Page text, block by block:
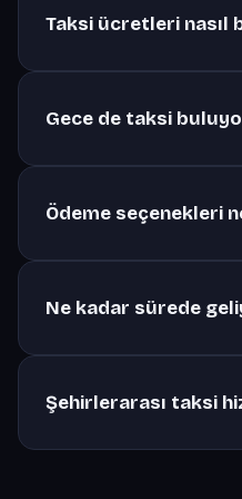
Taksi ücretleri nasıl
Gece de taksi
Ödeme seçenekleri
Ne kadar sürede
Şehirlerarası taksi